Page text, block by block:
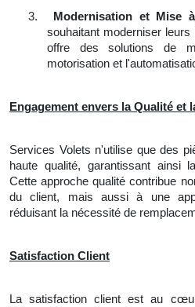
3. Modernisation et Mise
souhaitant moderniser
offre des solutions de
motorisation et
Engagement envers la Qualité et
Services Volets n'utilise que des
haute qualité, garantissant ainsi
Cette approche qualité contribue
du client, mais aussi à une
réduisant la nécessité de
Satisfaction Client
La satisfaction client est au